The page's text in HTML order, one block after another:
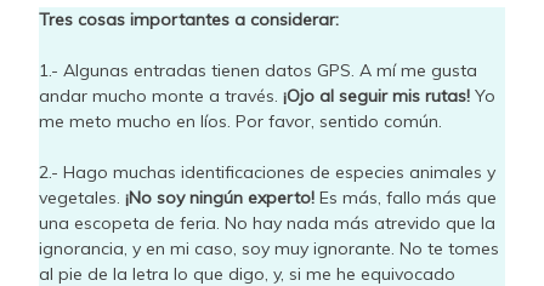
Tres cosas importantes a considerar:
1.- Algunas entradas tienen datos GPS. A mí me gusta
andar mucho monte a través. ¡Ojo al seguir mis rutas! Yo
me meto mucho en líos. Por favor, sentido común.
2.- Hago muchas identificaciones de especies animales y
vegetales. ¡No soy ningún experto! Es más, fallo más que
una escopeta de feria. No hay nada más atrevido que la
ignorancia, y en mi caso, soy muy ignorante. No te tomes
al pie de la letra lo que digo, y, si me he equivocado